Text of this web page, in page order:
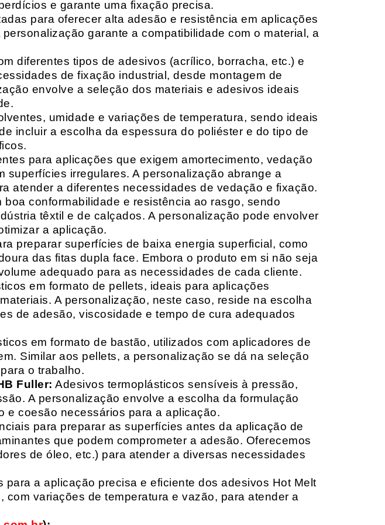
e garante uma fixação precisa.
para oferecer alta adesão e resistência em aplicações
garante a compatibilidade com o material, a
diferentes tipos de adesivos (acrílico, borracha, etc.) e
de fixação industrial, desde montagem de
envolve a seleção dos materiais e adesivos ideais
umidade e variações de temperatura, sendo ideais
incluir a escolha da espessura do poliéster e do tipo de
para aplicações que exigem amortecimento, vedação
irregulares. A personalização abrange a
atender a diferentes necessidades de vedação e fixação.
boa conformabilidade e resistência ao rasgo, sendo
têxtil e de calçados. A personalização pode envolver
a aplicação.
preparar superfícies de baixa energia superficial, como
das fitas dupla face. Embora o produto em si não seja
adequado para as necessidades de cada cliente.
em formato de pellets, ideais para aplicações
A personalização, neste caso, reside na escolha
de adesão, viscosidade e tempo de cura adequados
em formato de bastão, utilizados com aplicadores de
Similar aos pellets, a personalização se dá na seleção
o trabalho.
Fuller: Adesivos termoplásticos sensíveis à pressão,
A personalização envolve a escolha da formulação
e coesão necessários para a aplicação.
para preparar as superfícies antes da aplicação de
que podem comprometer a adesão. Oferecemos
de óleo, etc.) para atender a diversas necessidades
para a aplicação precisa e eficiente dos adesivos Hot Melt
variações de temperatura e vazão, para atender a